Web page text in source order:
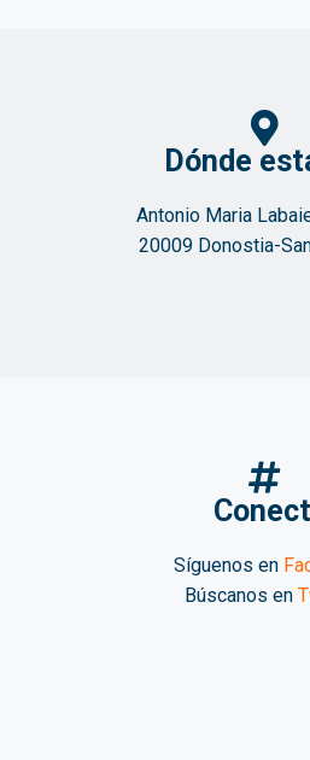
Dónde
Antonio Maria
20009 Donostia-
Síguenos en
Búscanos en